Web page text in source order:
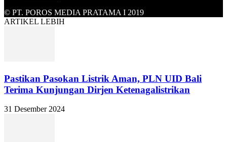
© PT. POROS MEDIA PRATAMA I 2019
ARTIKEL LEBIH
Pastikan Pasokan Listrik Aman, PLN UID Bali
Terima Kunjungan Dirjen Ketenagalistrikan
31 Desember 2024